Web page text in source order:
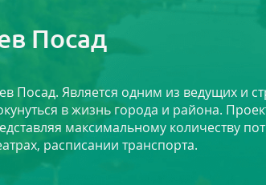
Посад
Посад. Является одним из ведущих и
в жизнь города и района.
максимальному количеству
расписании транспорта.